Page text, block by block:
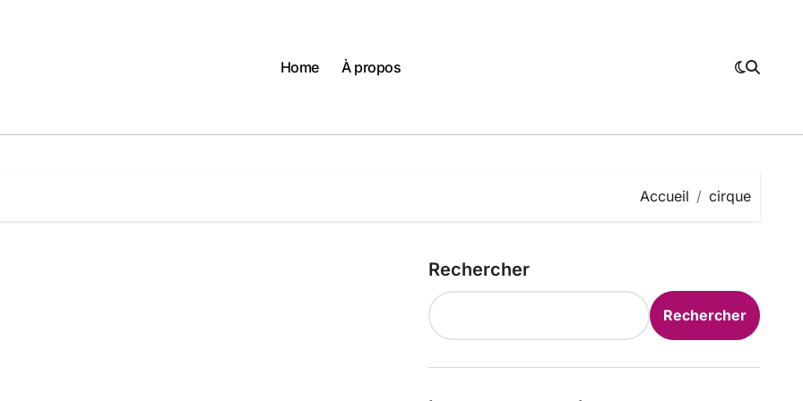
Home
À propos
Accueil cirque
Rechercher
Rechercher